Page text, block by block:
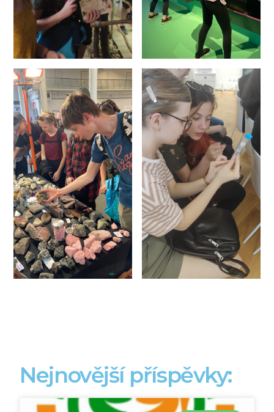
Nejnovější příspěvky: